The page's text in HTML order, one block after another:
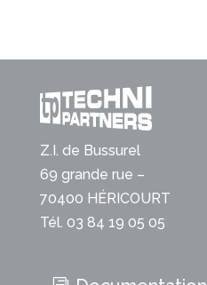
Z.I. de Bussurel
69 grande rue –
70400 HÉRICOURT
Tél. 03 84 19 05 05